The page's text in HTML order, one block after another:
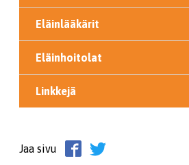
Eläinlääkärit
Eläinhoitolat
Linkkejä
Jaa sivu